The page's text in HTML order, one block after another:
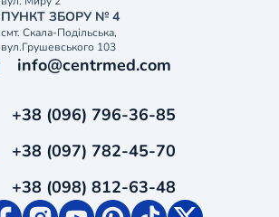
ПУНКТ ЗБОРУ № 4
смт. Скала-Подільська,
вул.Грушевського 103
info@centrmed.com
+38 (096) 796-36-85
+38 (097) 782-45-70
+38 (098) 812-63-48